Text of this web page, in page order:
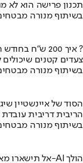
תכנון פרישה הוא לא
בשיתוף מנורה
איך 200 ש"ח בחודש הופכים ל140 אלף ?
צעדים קטנים שיכולים
בשיתוף מנורה
הסוד של איינשטיין
הריבית דריבית
בשיתוף מנורה
אל תישארו מאחור – בואו לגלות לאן ה-AI הולך